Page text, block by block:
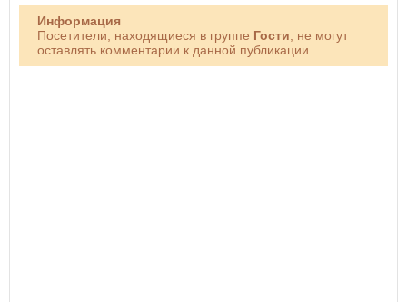
Информация
Посетители, находящиеся в группе Гости , не могут
оставлять комментарии к данной публикации.